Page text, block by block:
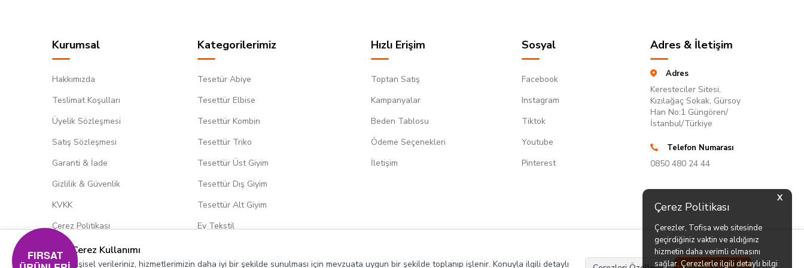
X
Çerez Politikası
Çerezler, Tofisa web sitesinde
geçirdiğiniz vaktin ve aldığınız
hizmetin daha verimli olmasını
sağlar. Çerezlerle ilgili detaylı bilgi
Kurumsal
Hakkımızda
Teslimat Koşulları
Üyelik Sözleşmesi
Satış Sözleşmesi
Garanti & İade
Gizlilik & Güvenlik
KVKK
Çerez Politikası
Kategorilerimiz
Tesetür Abiye
Tesettür Elbise
Tesettür Kombin
Tesettür Triko
Tesettür Üst Giyim
Tesettür Dış Giyim
Tesettür Alt Giyim
Ev Tekstil
Hızlı Erişim
Toptan Satış
Kampanyalar
Beden Tablosu
Ödeme Seçenekleri
İletişim
Sosyal
Facebook
Instagram
Tiktok
Youtube
Pinterest
Adres & İletişim
Adres
Keresteciler Sitesi,
Kızılağaç Sokak, Gürsoy
Han No:1 Güngören/
İstanbul/Türkiye
Telefon Numarası
0850 480 24 44
Çerez Kullanımı
Kişisel verileriniz, hizmetlerimizin daha iyi bir şekilde sunulması için mevzuata uygun bir şekilde toplanıp işlenir. Konuyla ilgili detaylı
FIRSAT